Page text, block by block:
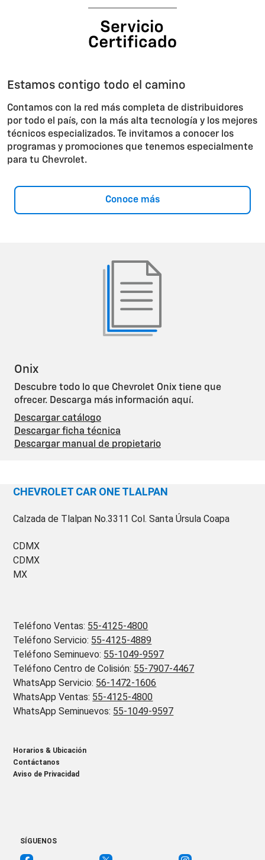
Estamos contigo todo el camino
Contamos con la red más completa de distribuidores
por todo el país, con la más alta tecnología y los mejores
técnicos especializados. Te invitamos a conocer los
programas y promociones que tenemos especialmente
para tu Chevrolet.
Conoce más
Onix
Descubre todo lo que Chevrolet Onix tiene que
ofrecer. Descarga más información aquí.
Descargar catálogo
Descargar ficha técnica
Descargar manual de propietario